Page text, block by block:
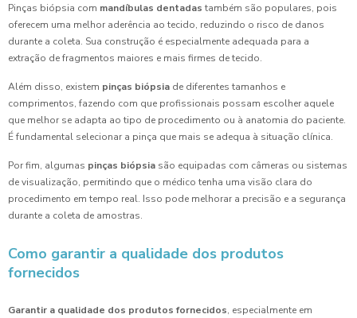
Pinças biópsia com mandíbulas dentadas também são populares, pois
oferecem uma melhor aderência ao tecido, reduzindo o risco de danos
durante a coleta. Sua construção é especialmente adequada para a
extração de fragmentos maiores e mais firmes de tecido.
Além disso, existem pinças biópsia de diferentes tamanhos e
comprimentos, fazendo com que profissionais possam escolher aquele
que melhor se adapta ao tipo de procedimento ou à anatomia do paciente.
É fundamental selecionar a pinça que mais se adequa à situação clínica.
Por fim, algumas pinças biópsia são equipadas com câmeras ou sistemas
de visualização, permitindo que o médico tenha uma visão clara do
procedimento em tempo real. Isso pode melhorar a precisão e a segurança
durante a coleta de amostras.
Como garantir a qualidade dos produtos
fornecidos
Garantir a qualidade dos produtos fornecidos, especialmente em